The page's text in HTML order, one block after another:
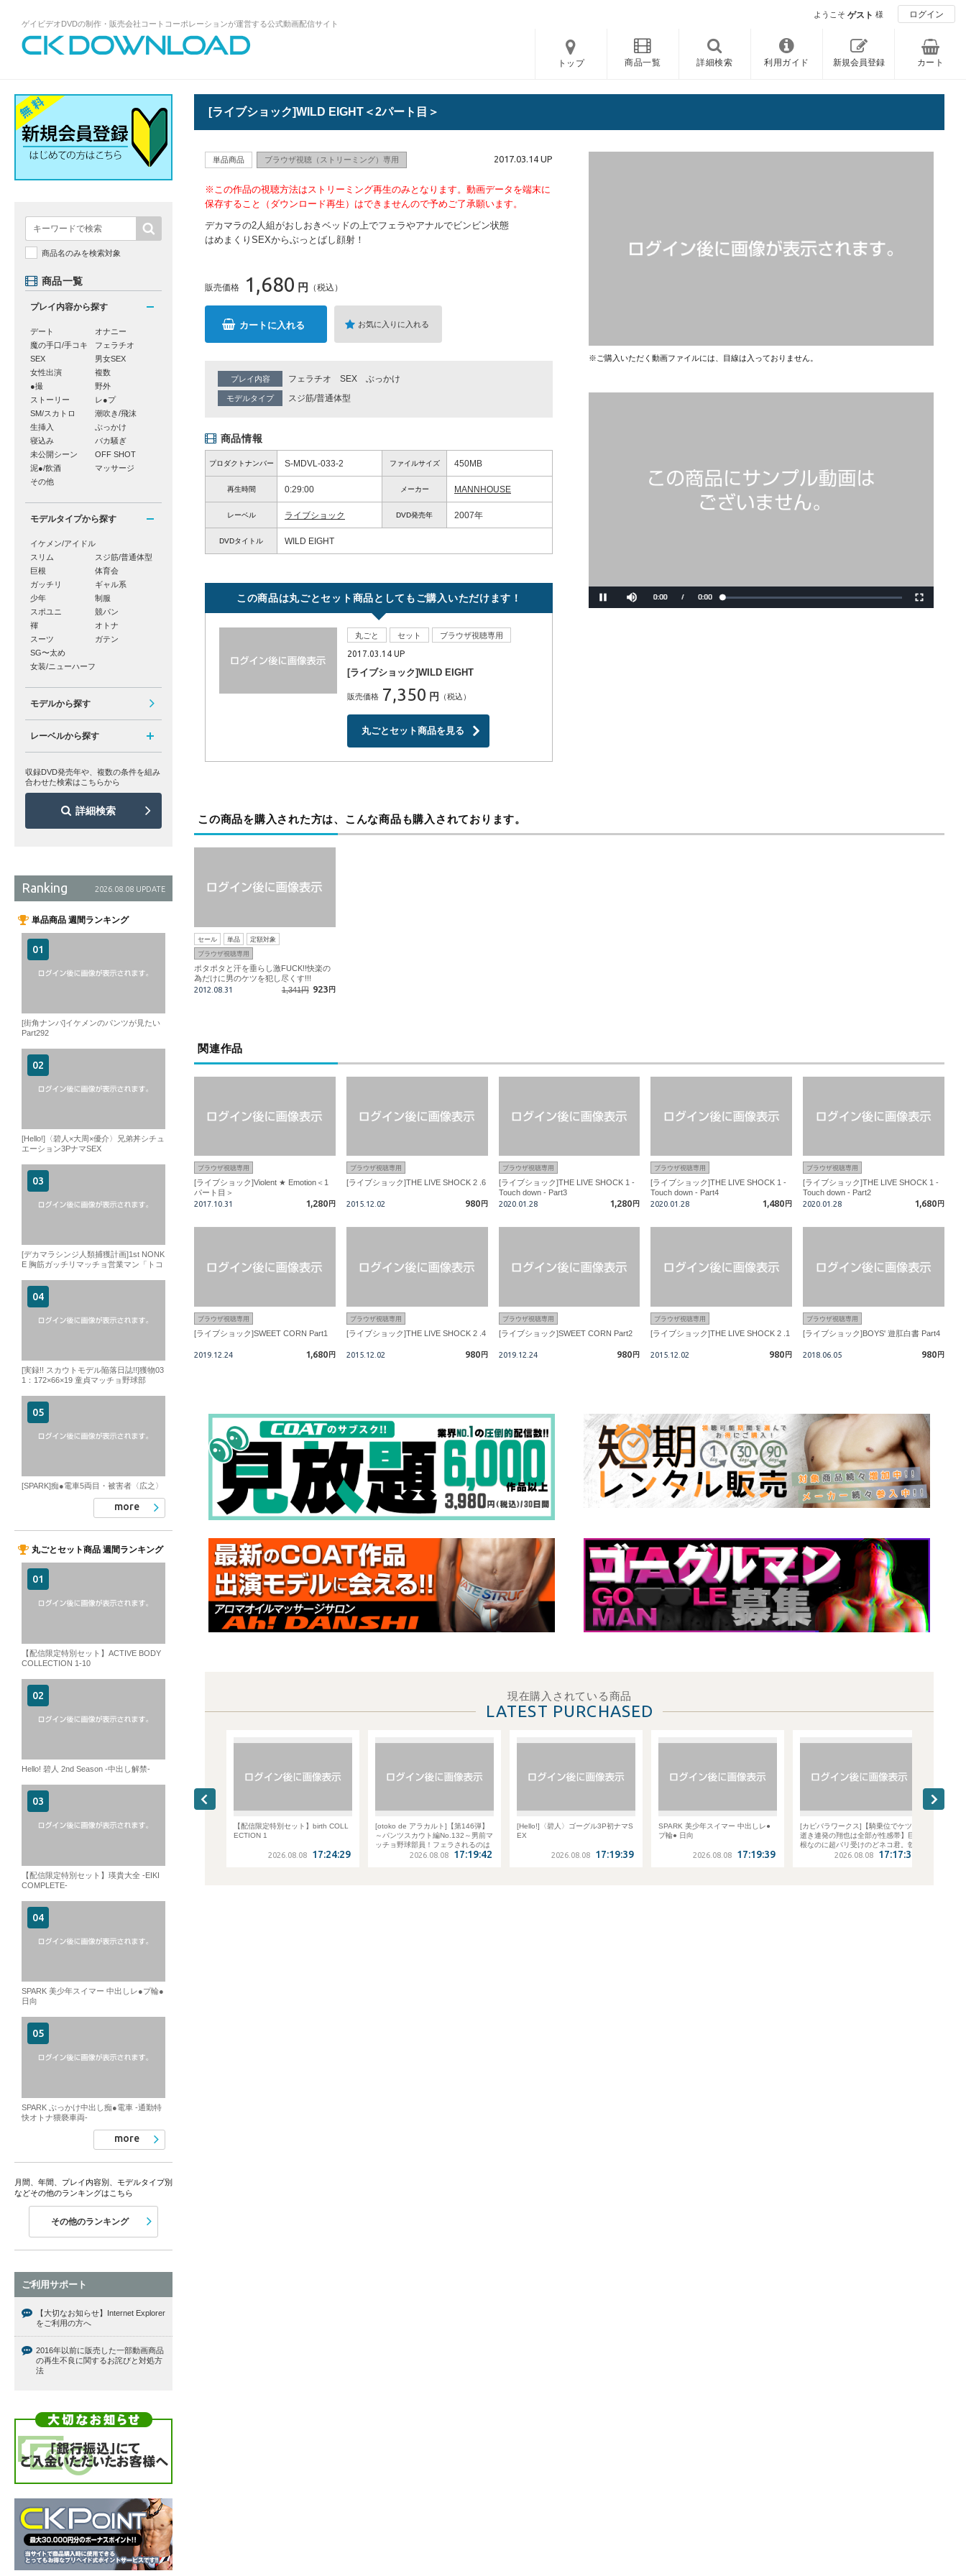
ゲイビデオDVDの制作・販売会社コートコーポレーションが運営する公式動画配信サイト
信サイトCK DOWNLOADトップページへ
ようこそ ゲスト 様 ログイン
トップ 商品一覧 詳細検索 利用ガイド 新規会員登録 カート
[ライブショック]WILD EIGHT＜2パート目＞
単品商品 ブラウザ視聴（ストリーミング）専用 2017.03.14 UP
※この作品の視聴方法はストリーミング再生のみとなります。動画データを端末に
保存すること（ダウンロード再生）はできませんので予めご了承願います。
デカマラの2人組がおしおきベッドの上でフェラやアナルでビンビン状態
はめまくりSEXからぶっとばし顔射！
販売価格 1,680 円 （税込）
カートに入れる お気に入りに入れる
プレイ内容 フェラチオ SEX ぶっかけ
モデルタイプ スジ筋/普通体型
商品情報
プロダクトナンバー S-MDVL-033-2 ファイルサイズ 450MB
再生時間 0:29:00 メーカー MANNHOUSE
レーベル ライブショック DVD発売年 2007年
DVDタイトル WILD EIGHT
この商品は丸ごとセット商品としてもご購入いただけます！
丸ごと セット ブラウザ視聴専用
2017.03.14 UP
[ライブショック]WILD EIGHT
販売価格 7,350 円 （税込）
丸ごとセット商品を見る
※ご購入いただく動画ファイルには、目線は入っておりません。
この商品を購入された方は、こんな商品も購入されております。
セール 単品
定額対象
ブラウザ視聴専用
ポタポタと汗を垂らし激FUCK!!快楽の
為だけに男のケツを犯し尽くす!!!
2012.08.31
1,341円 923 円
関連作品
ブラウザ視聴専用
[ライブショック]Violent ★ Emotion＜1
パート目＞
2017.10.31
1,280 円
ブラウザ視聴専用
[ライブショック]THE LIVE SHOCK 2 .6
2015.12.02 980 円
ブラウザ視聴専用
[ライブショック]THE LIVE SHOCK 1 -
Touch down - Part3
2020.01.28
1,280 円
ブラウザ視聴専用
[ライブショック]THE LIVE SHOCK 1 -
Touch down - Part4
2020.01.28
1,480 円
ブラウザ視聴専用
[ライブショック]THE LIVE SHOCK 1 -
Touch down - Part2
2020.01.28
1,680 円
ブラウザ視聴専用
[ライブショック]SWEET CORN Part1
2019.12.24 1,680 円
ブラウザ視聴専用
[ライブショック]THE LIVE SHOCK 2 .4
2015.12.02 980 円
ブラウザ視聴専用
[ライブショック]SWEET CORN Part2
2019.12.24 980 円
ブラウザ視聴専用
[ライブショック]THE LIVE SHOCK 2 .1
2015.12.02 980 円
ブラウザ視聴専用
[ライブショック]BOYS' 遊肛白書 Part4
2018.06.05 980 円
現在購入されている商品
LATEST PURCHASED
若い体をベットに拘束し
【配信限定特別セット】birth COLL
[otoko de アラカルト]【第146弾】
～パンツスカウト編No.132～男前マ
ッチョ野球部員！フェラされるのは
聞いてないですよ！！
2026.08.08
[Hello!]〈碧人〉ゴーグル3P初ナマS
EX
2026.08.08
SPARK 美少年スイマー 中出しレ●
2026.08.08
[カピバラワークス]【騎乗位でケツ
逝き連発の翔也は全部が性感帯】巨
根なのに超バリ受けのどネコ君。勃
起収まらず2回目射精！！
2026.08.08
[デカマラシンジ人類捕獲計画]1st N
ONKE 胸筋ガッチリマッチョ営業マ
ン「トコロテン、発射」
2026.08.08
商品名のみを検索対象
商品一覧
プレイ内容から探す
デート
オナニー
魔の手口/手コキ
フェラチオ
SEX
男女SEX
女性出演
複数
●撮
野外
ストーリー
レ●プ
SM/スカトロ
潮吹き/飛沫
生挿入
ぶっかけ
寝込み
バカ騒ぎ
未公開シーン
OFF SHOT
泥●/飲酒
マッサージ
その他
モデルタイプから探す
イケメン/アイドル
スリム
スジ筋/普通体型
巨根
体育会
ガッチリ
ギャル系
少年
制服
スポユニ
競パン
褌
オトナ
スーツ
ガテン
SG〜太め
女装/ニューハーフ
モデルから探す
レーベルから探す
収録DVD発売年や、複数の条件を組み
合わせた検索はこちらから
詳細検索
Ranking 2026.08.08 UPDATE
単品商品 週間ランキング
[街角ナンパ]イケメンのパンツが見たい
Part292
[Hello!]〈碧人×大周×優介〉兄弟丼シチュ
エーション3PナマSEX
[デカマラシンジ人類捕獲計画]1st NONK
E 胸筋ガッチリマッチョ営業マン「トコ
[実録!! スカウトモデル陥落日誌!!]獲物03
1：172×66×19 童貞マッチョ野球部
[SPARK]痴●電車5両目・被害者〈広之〉
more
丸ごとセット商品 週間ランキング
【配信限定特別セット】ACTIVE BODY
COLLECTION 1-10
Hello! 碧人 2nd Season -中出し解禁-
【配信限定特別セット】瑛貴大全 -EIKI
COMPLETE-
SPARK 美少年スイマー 中出しレ●プ輪●
日向
SPARK ぶっかけ中出し痴●電車 -通勤特
快オトナ猥褻車両-
more
月間、年間、プレイ内容別、モデルタイプ別
などその他のランキングはこちら
その他のランキング
ご利用サポート
【大切なお知らせ】Internet Explorer
をご利用の方へ
2016年以前に販売した一部動画商品
の再生不良に関するお詫びと対処方
法